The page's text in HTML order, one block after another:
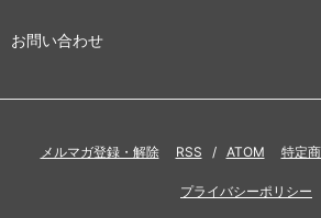
お問い合わせ
メルマガ登録・解除 RSS / ATOM 特定
プライバシーポリシー